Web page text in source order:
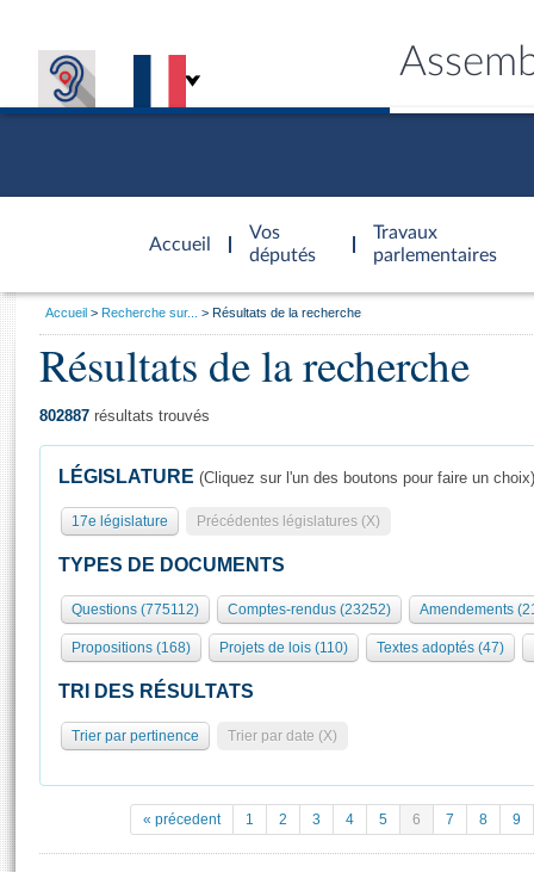
Accueil
d'accueil
Vos
députés
Travaux
parlementaires
Présidence
577 députés
Groupes politiques
Séance publique
Commissions et autres organes
Europe et International
Pétitions
Général
Rôle et pouvoirs de l'Assemblée
Organisation de l'Assemblée
Présidence Conférence des Présidents Bureau Collège des
Statistiques et chiffres clés
Documents de référence
( Constitution | Règlement de l'Assemblée ... )
Visiter l'Assemblée
Visite virtuelle du palais Bourbon
Assister à une séance
La Bibliothèque
Vous
Accueil Recherche sur... Résultats de la recherche
Résultats de la recherche
802887 résultats trouvés
LÉGISLATURE (Cliquez sur l'un des boutons pour faire un choix)
17e législature Précédentes législatures (X)
TYPES DE DOCUMENTS
Questions (775112) Comptes-rendus (23252) Amendements
Propositions (168) Projets de lois (110) Textes adoptés (47)
TRI DES RÉSULTATS
Trier par pertinence Trier par date (X)
« précedent 1 2 3 4 5 6 7 8 9